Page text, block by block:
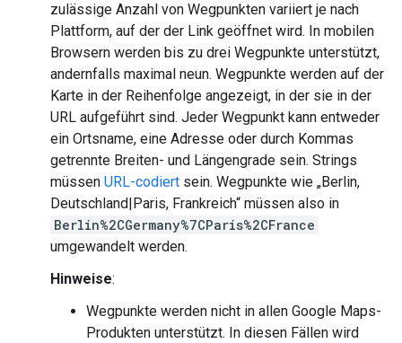
zulässige Anzahl von Wegpunkten variiert je nach
Plattform, auf der der Link geöffnet wird. In mobilen
Browsern werden bis zu drei Wegpunkte unterstützt,
andernfalls maximal neun. Wegpunkte werden auf der
Karte in der Reihenfolge angezeigt, in der sie in der
URL aufgeführt sind. Jeder Wegpunkt kann entweder
ein Ortsname, eine Adresse oder durch Kommas
getrennte Breiten- und Längengrade sein. Strings
müssen URL-codiert sein. Wegpunkte wie „Berlin,
Deutschland|Paris, Frankreich“ müssen also in
Berlin%2CGermany%7CParis%2CFrance
umgewandelt werden.
Hinweise:
Wegpunkte werden nicht in allen Google Maps-
Produkten unterstützt. In diesen Fällen wird